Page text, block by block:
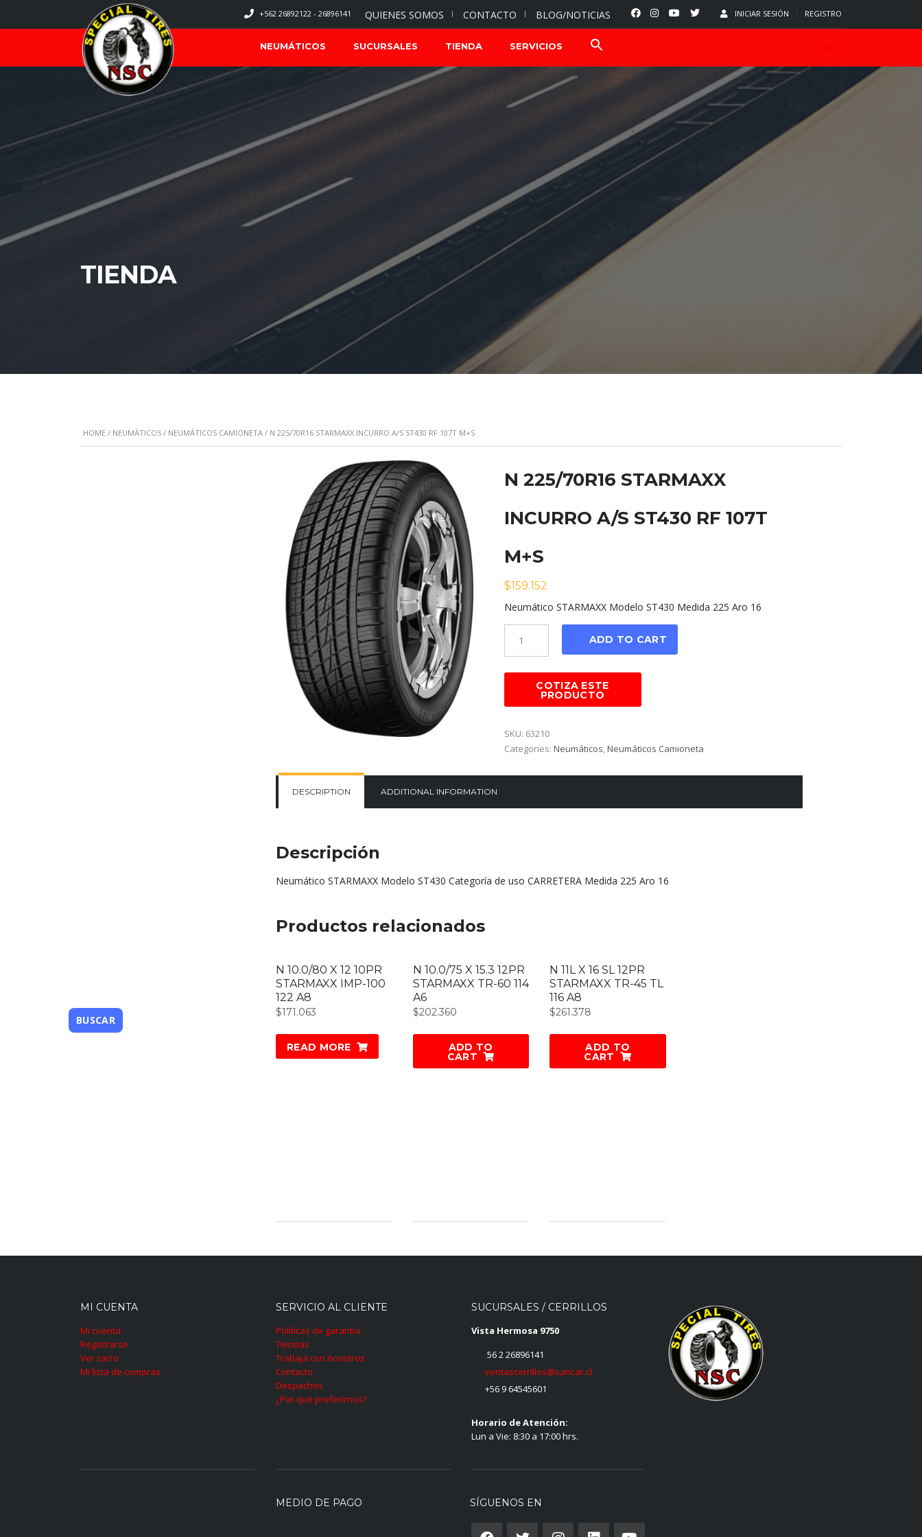
INICIAR SESIÓN REGISTRO
QUIENES SOMOS CONTACTO BLOG/NOTICIAS
+562 26892122 - 26896141
NEUMÁTICOS SUCURSALES TIENDA SERVICIOS
TIENDA
HOME / NEUMÁTICOS / NEUMÁTICOS CAMIONETA / N 225/70R16 STARMAXX INCURRO A/S ST430 RF 107T M+S
N 225/70R16 STARMAXX
INCURRO A/S ST430 RF 107T
M+S
$159.152
Neumático STARMAXX Modelo ST430 Medida 225 Aro 16
ADD TO CART
SKU: 63210
Categories: Neumáticos,Neumáticos Camioneta
DESCRIPTION ADDITIONAL INFORMATION
Descripción
Neumático STARMAXX Modelo ST430 Categoría de uso CARRETERA Medida 225 Aro 16
Productos relacionados
N 10.0/80 X 12 10PR
STARMAXX IMP-100
122 A8
$171.063
READ MORE
N 10.0/75 X 15.3 12PR
STARMAXX TR-60 114
A6
$202.360
ADD TO
CART
N 11L X 16 SL 12PR
STARMAXX TR-45 TL
116 A8
$261.378
ADD TO
CART
MI CUENTA
Mi cuenta
Registrarse
Ver carro
Mi lista de compras
SERVICIO AL CLIENTE
Políticas de garantía
Tiendas
Trabaja con nosotros
Contacto
Despachos
¿Por qué preferirnos?
SUCURSALES / CERRILLOS
Vista Hermosa 9750
56 2 26896141
ventascerrillos@sancar.cl
+56 9 64545601
Horario de Atención:
Lun a Vie: 8:30 a 17:00 hrs.
MEDIO DE PAGO SÍGUENOS EN